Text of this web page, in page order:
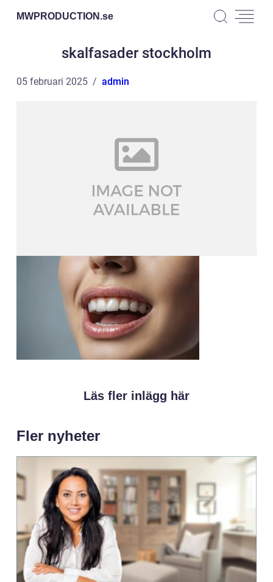
MWPRODUCTION.se
skalfasader stockholm
05 februari 2025 admin
Läs fler inlägg här
Fler nyheter